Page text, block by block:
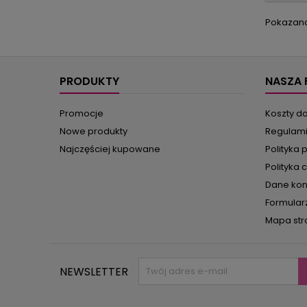
i
PRODUKTY
Promocje
Nowe produkty
Najczęściej kupowane
NASZA
Koszty
Polityka
Polityka
Dane
Mapa
NEWSLETTER